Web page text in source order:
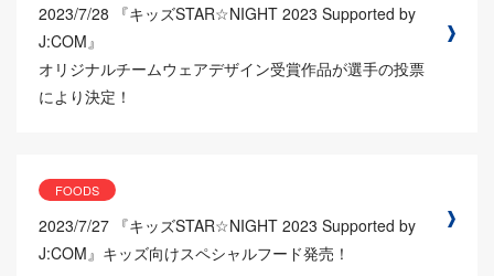
2023/7/28
『キッズSTAR☆NIGHT 2023 Supported by
J:COM』
オリジナルチームウェアデザイン受賞作品が選手の投票
により決定！
FOODS
2023/7/27 『キッズSTAR☆NIGHT 2023 Supported by
J:COM』キッズ向けスペシャルフード発売！